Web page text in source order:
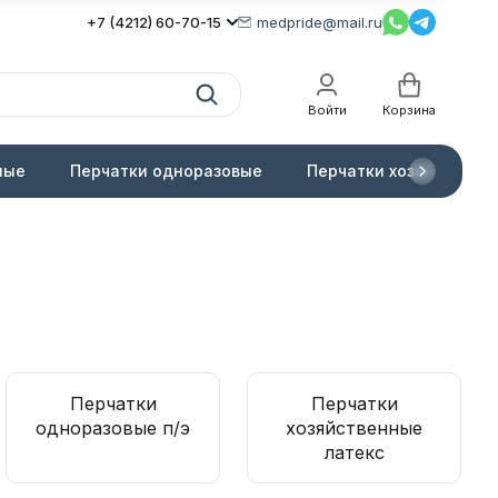
+7 (4212) 60-70-15 medpride@mail.ru
Войти Корзина
Перчатки одноразовые Перчатки
Перчатки
одноразовые п/э
Перчатки
хозяйственные
латекс